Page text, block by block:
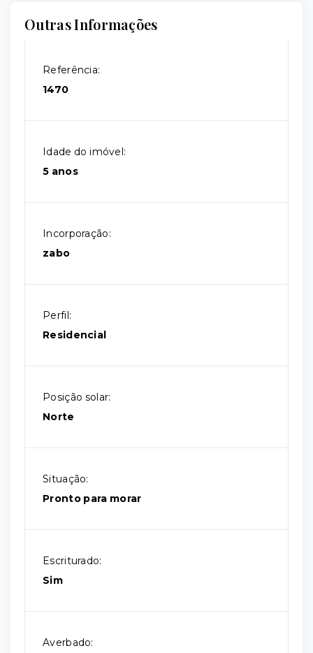
Outras Informações
Referência:
1470
Idade do imóvel:
5 anos
Incorporação:
zabo
Perfil:
Residencial
Posição solar:
Norte
Situação:
Pronto para morar
Escriturado:
Sim
Averbado: